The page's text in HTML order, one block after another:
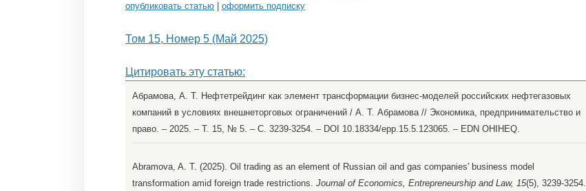
опубликовать статью оформить подписку
Том 15, Номер 5 (Май 2025)
Цитировать эту статью:
Абрамова, А. Т. Нефтетрейдинг как элемент трансформации бизнес-моделей российских нефтегазовых
компаний в условиях внешнеторговых ограничений / А. Т. Абрамова // Экономика, предпринимательство и
право. – 2025. – Т. 15, № 5. – С. 3239-3254. – DOI 10.18334/epp.15.5.123065. – EDN OHIHEQ.
Abramova, A. T. (2025). Oil trading as an element of Russian oil and gas companies' business model
transformation amid foreign trade restrictions. Journal of Economics, Entrepreneurship and Law, 15(5), 3239-3254.